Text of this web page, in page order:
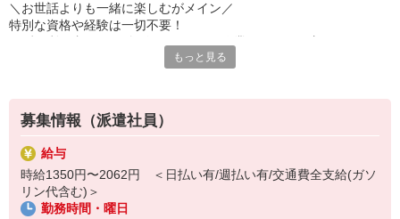
＼お世話よりも一緒に楽しむがメイン／
特別な資格や経験は一切不要！
・軽作業の見守り、サポート
・施設内の清掃
・必要に応じた生活介助
・利用者の送迎（できる方のみでOK） など
▼こんなところもポイント！！
・経験不問！まずは挨拶ができればOK
もっと見る
募集情報（派遣社員）
給与
時給1350円〜2062円 ＜日払い有/週払い有/交通費全支給(ガソ
リン代含む)＞
勤務時間・曜日